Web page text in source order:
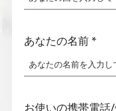
あなたの名前 *
お使いの携帯電話